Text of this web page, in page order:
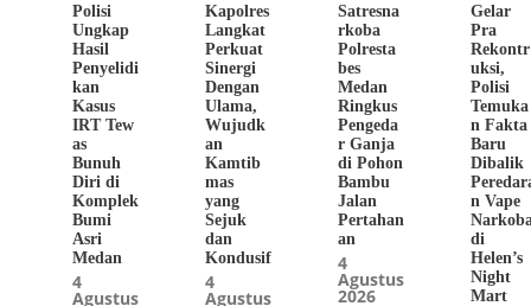
Polisi
Ungkap
Hasil
Penyelidi
kan
Kasus
IRT Tew
as
Bunuh
Diri di
Komplek
Bumi
Asri
Medan
4
Agustus
Kapolres
Langkat
Perkuat
Sinergi
Dengan
Ulama,
Wujudk
an
Kamtib
mas
yang
Sejuk
dan
Kondusif
4
Agustus
Satresna
rkoba
Polresta
bes
Medan
Ringkus
Pengeda
r Ganja
di Pohon
Bambu
Jalan
Pertahan
an
4
Agustus
2026
Gelar
Pra
Rekontr
uksi,
Polisi
Temuka
n Fakta
Baru
Dibalik
n Vape
di
Helen’s
Night
Mart